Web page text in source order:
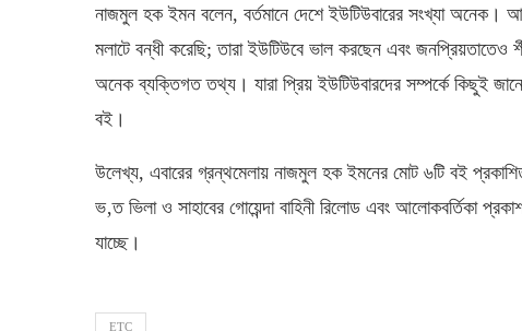
নাজমুল হক ইমন বলেন, বর্তমানে দেশে ইউটিউবারের সংখ্যা অনেক।
মলাটে বন্ধী করেছি; তারা ইউটিউবে ভাল করছেন এবং জনপ্রিয়তাতেও
অনেক ব্যক্তিগত তথ্য। যারা প্রিয় ইউটিউবারদের সম্পর্কে কিছুই
বই।
উলে­খ্য, এবারের গ্রন্থমেলায় নাজমুল হক ইমনের মোট ৬টি বই
ভ‚ত ভিলা ও সাহাবের গোয়েন্দা বাহিনী রিলোড এবং আলোকবর্তিকা
যাচ্ছে।
ETC